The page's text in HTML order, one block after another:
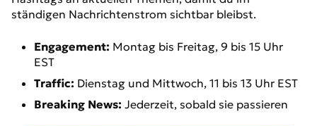
ständigen Nachrichtenstrom sichtbar bleibst.
Engagement: Montag bis Freitag, 9 bis 15 Uhr
EST
Traffic: Dienstag und Mittwoch, 11 bis 13 Uhr EST
Breaking News: Jederzeit, sobald sie passieren